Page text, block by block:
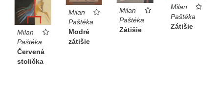
Milan
Paštéka
Zátišie
Milan
Paštéka
Zátišie
Milan
Paštéka
Modré
zátišie
Milan
Paštéka
Červená
stolička